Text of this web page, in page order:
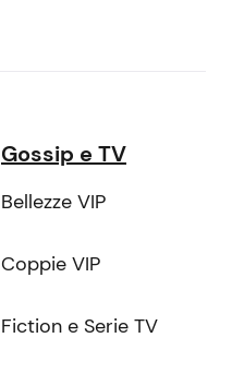
Gossip e TV
Bellezze VIP
Coppie VIP
Fiction e Serie TV